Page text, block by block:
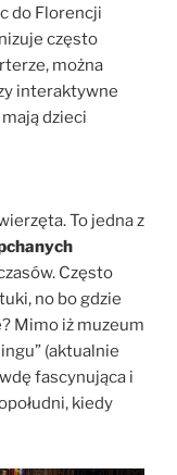
do Florencji
często
można
interaktywne
dzieci
To jedna z
Często
no bo gdzie
Mimo iż muzeum
(aktualnie
fascynująca i
kiedy